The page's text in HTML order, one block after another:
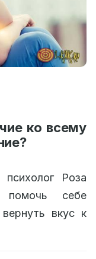
ко всему
Роза
помочь себе
вкус к